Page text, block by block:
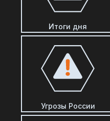
Итоги дня
Угрозы России